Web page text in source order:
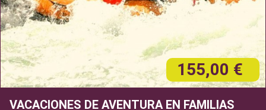
155,00 €
VACACIONES DE AVENTURA EN FAMILIAS